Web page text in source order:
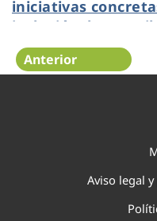
iniciativas
inclusión, la
provincia
Anterior
Aviso legal